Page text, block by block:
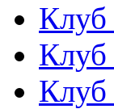
Клуб
Клуб